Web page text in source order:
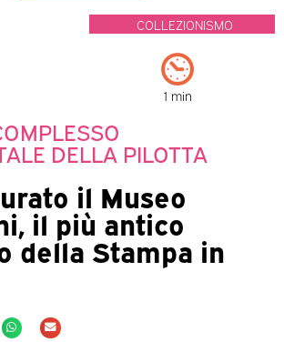
COLLEZIONISMO
1 min
DELLA PILOTTA
il Museo
il più antico
della Stampa in